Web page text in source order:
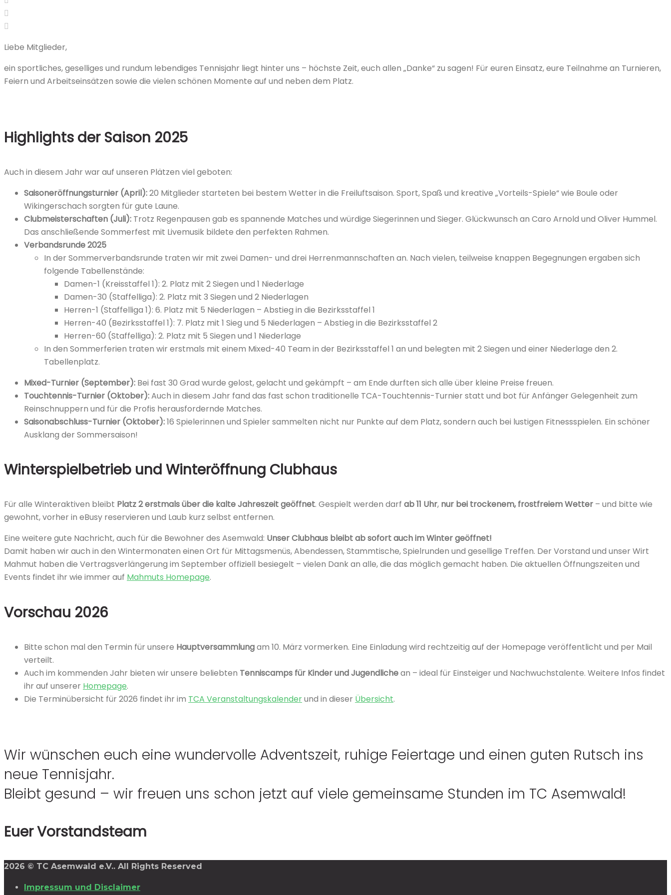
Liebe Mitglieder,
ein sportliches, geselliges und rundum lebendiges Tennisjahr liegt hinter uns – höchste Zeit, euch allen „Danke“ zu sagen! Für euren Einsatz, eure Teilnahme an Turnieren,
Feiern und Arbeitseinsätzen sowie die vielen schönen Momente auf und neben dem Platz.
Highlights der Saison 2025
Auch in diesem Jahr war auf unseren Plätzen viel geboten:
Saisoneröffnungsturnier (April):20 Mitglieder starteten bei bestem Wetter in die Freiluftsaison. Sport, Spaß und kreative „Vorteils-Spiele“ wie Boule oder
Wikingerschach sorgten für gute Laune.
Clubmeisterschaften (Juli): Trotz Regenpausen gab es spannende Matches und würdige Siegerinnen und Sieger. Glückwunsch an Caro Arnold und Oliver Hummel.
Das anschließende Sommerfest mit Livemusik bildete den perfekten Rahmen.
Verbandsrunde 2025
In der Sommerverbandsrunde traten wir mit zwei Damen- und drei Herrenmannschaften an. Nach vielen, teilweise knappen Begegnungen ergaben sich
folgende Tabellenstände:
Damen-1 (Kreisstaffel 1): 2. Platz mit 2 Siegen und 1 Niederlage
Damen-30 (Staffelliga): 2. Platz mit 3 Siegen und 2 Niederlagen
Herren-1 (Staffelliga 1): 6. Platz mit 5 Niederlagen – Abstieg in die Bezirksstaffel 1
Herren-40 (Bezirksstaffel 1): 7. Platz mit 1 Sieg und 5 Niederlagen – Abstieg in die Bezirksstaffel 2
Herren-60 (Staffelliga): 2. Platz mit 5 Siegen und 1 Niederlage
In den Sommerferien traten wir erstmals mit einem Mixed-40 Team in der Bezirksstaffel 1 an und belegten mit 2 Siegen und einer Niederlage den 2.
Tabellenplatz.
Mixed-Turnier (September): Bei fast 30 Grad wurde gelost, gelacht und gekämpft – am Ende durften sich alle über kleine Preise freuen.
Touchtennis-Turnier (Oktober):Auch in diesem Jahr fand das fast schon traditionelle TCA-Touchtennis-Turnier statt und bot für Anfänger Gelegenheit zum
Reinschnuppern und für die Profis herausfordernde Matches.
Saisonabschluss-Turnier (Oktober):16 Spielerinnen und Spieler sammelten nicht nur Punkte auf dem Platz, sondern auch bei lustigen Fitnessspielen. Ein schöner
Ausklang der Sommersaison!
Winterspielbetrieb und Winteröffnung Clubhaus
Für alle Winteraktiven bleibt Platz 2 erstmals über die kalte Jahreszeit geöffnet. Gespielt werden darf ab 11 Uhr, nur bei trockenem, frostfreiem Wetter – und bitte wie
gewohnt, vorher in eBusy reservieren und Laub kurz selbst entfernen.
Eine weitere gute Nachricht, auch für die Bewohner des Asemwald: Unser Clubhaus bleibt ab sofort auch im Winter geöffnet!
Damit haben wir auch in den Wintermonaten einen Ort für Mittagsmenüs, Abendessen, Stammtische, Spielrunden und gesellige Treffen. Der Vorstand und unser Wirt
Mahmut haben die Vertragsverlängerung im September offiziell besiegelt – vielen Dank an alle, die das möglich gemacht haben. Die aktuellen Öffnungszeiten und
Events findet ihr wie immer auf Mahmuts Homepage.
Vorschau 2026
Bitte schon mal den Termin für unsere Hauptversammlungam 10. März vormerken. Eine Einladung wird rechtzeitig auf der Homepage veröffentlicht und per Mail
verteilt.
Auch im kommenden Jahr bieten wir unsere beliebten Tenniscamps für Kinder und Jugendlichean – ideal für Einsteiger und Nachwuchstalente. Weitere Infos findet
ihr auf unserer Homepage.
Die Terminübersicht für 2026 findet ihr im TCA Veranstaltungskalenderund in dieser Übersicht.
Wir wünschen euch eine wundervolle Adventszeit, ruhige Feiertage und einen guten Rutsch ins
neue Tennisjahr.
Bleibt gesund – wir freuen uns schon jetzt auf viele gemeinsame Stunden im TC Asemwald!
Euer Vorstandsteam
2026 © TC Asemwald e.V.. All Rights Reserved
Impressum und Disclaimer